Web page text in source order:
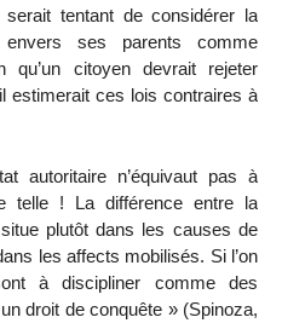
serait tentant de considérer la
envers ses parents comme
citoyen devrait rejeter
estimerait ces lois contraires à
autoritaire n’équivaut pas à
telle ! La différence entre la
plutôt dans les causes de
les affects mobilisés. Si l’on
à discipliner comme des
droit de conquête » (Spinoza,